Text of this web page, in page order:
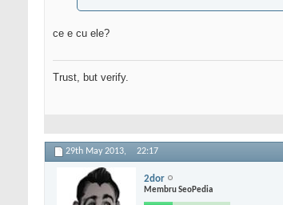
ce e cu ele?
Trust, but verify.
29th May 2013, 22:17
2dor
Membru SeoPedia